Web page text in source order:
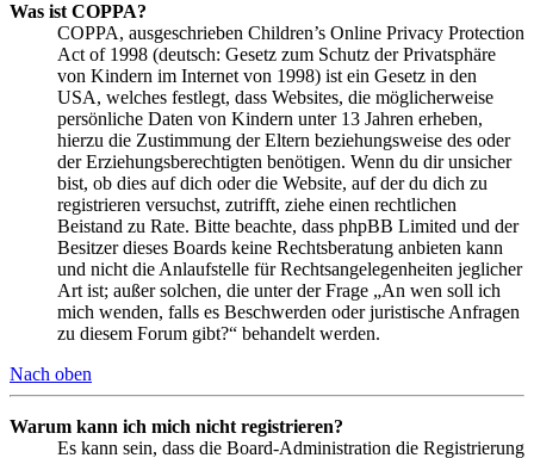
Was ist COPPA?
COPPA, ausgeschrieben Children’s Online Privacy Protection
Act of 1998 (deutsch: Gesetz zum Schutz der Privatsphäre
von Kindern im Internet von 1998) ist ein Gesetz in den
USA, welches festlegt, dass Websites, die möglicherweise
persönliche Daten von Kindern unter 13 Jahren erheben,
hierzu die Zustimmung der Eltern beziehungsweise des oder
der Erziehungsberechtigten benötigen. Wenn du dir unsicher
bist, ob dies auf dich oder die Website, auf der du dich zu
registrieren versuchst, zutrifft, ziehe einen rechtlichen
Beistand zu Rate. Bitte beachte, dass phpBB Limited und der
Besitzer dieses Boards keine Rechtsberatung anbieten kann
und nicht die Anlaufstelle für Rechtsangelegenheiten jeglicher
Art ist; außer solchen, die unter der Frage „An wen soll ich
mich wenden, falls es Beschwerden oder juristische Anfragen
zu diesem Forum gibt?“ behandelt werden.
Nach oben
Warum kann ich mich nicht registrieren?
Es kann sein, dass die Board-Administration die Registrierung